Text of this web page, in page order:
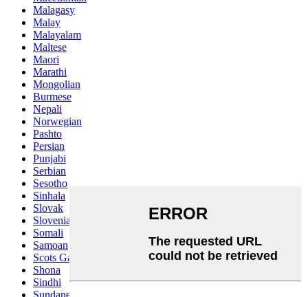
Malagasy
Malay
Malayalam
Maltese
Maori
Marathi
Mongolian
Burmese
Nepali
Norwegian
Pashto
Persian
Punjabi
Serbian
Sesotho
Sinhala
Slovak
Slovenian
Somali
Samoan
Scots Gaelic
Shona
Sindhi
Sundanese